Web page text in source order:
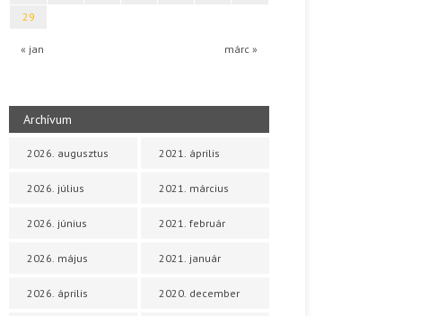
« jan márc »
29
Archívum
2026. augusztus
2026. július
2026. június
2026. május
2026. április
2021. április
2021. március
2021. február
2021. január
2020. december